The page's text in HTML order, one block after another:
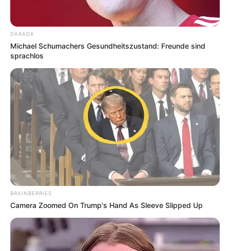
DARADA
Michael Schumachers Gesundheitszustand: Freunde sind
sprachlos
BRAINBERRIES
Camera Zoomed On Trump's Hand As Sleeve Slipped Up